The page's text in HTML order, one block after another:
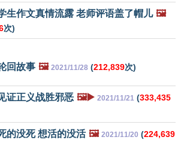
生作文真情流露 老师评语盖了帽儿 🖼️
次)
回故事 🖼️ 2021/11/28 (212,839次)
证正义战胜邪恶 🖼️▶️ 2021/11/21 (333,435
的没死 想活的没活 🖼️ 2021/11/20 (224,639